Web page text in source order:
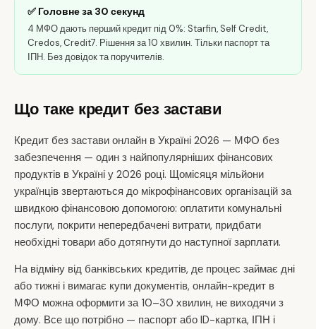
✅ Головне за 30 секунд
4 МФО дають перший кредит під 0%: Starfin, Self Credit,
Credos, Credit7. Рішення за 10 хвилин. Тільки паспорт та
ІПН. Без довідок та поручителів.
Що таке кредит без застави
Кредит без застави онлайн в Україні 2026 — МФО без
забезпечення — один з найпопулярніших фінансових
продуктів в Україні у 2026 році. Щомісяця мільйони
українців звертаються до мікрофінансових організацій за
швидкою фінансовою допомогою: оплатити комунальні
послуги, покрити непередбачені витрати, придбати
необхідні товари або дотягнути до наступної зарплати.
На відміну від банківських кредитів, де процес займає дні
або тижні і вимагає купи документів, онлайн-кредит в
МФО можна оформити за 10–30 хвилин, не виходячи з
дому. Все що потрібно — паспорт або ID-картка, ІПН і